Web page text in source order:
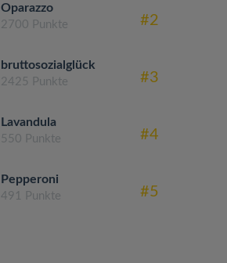
Oparazzo
2700 Punkte #2
bruttosozialglück
2425 Punkte #3
Lavandula
550 Punkte #4
Pepperoni
491 Punkte #5